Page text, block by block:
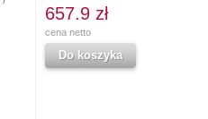
657.9 zł
cena netto
Do koszyka